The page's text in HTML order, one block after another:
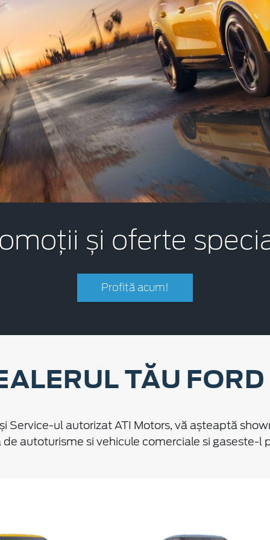
și oferte
Profită acum!
TĂU
Service-ul autorizat ATI Motors, vă așteaptă
autoturisme si vehicule comerciale si gaseste-l